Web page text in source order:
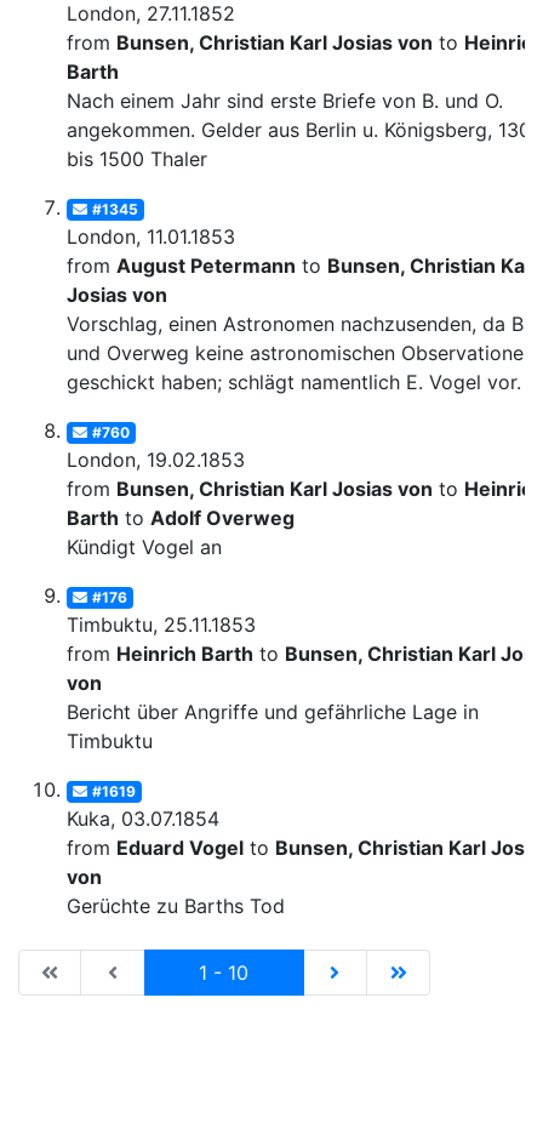
London, 27.11.1852
from Bunsen, Christian Karl Josias von to Heinrich
Barth
Nach einem Jahr sind erste Briefe von B. und O.
angekommen. Gelder aus Berlin u. Königsberg, 1300
bis 1500 Thaler
#1345
London, 11.01.1853
from August Petermann to Bunsen, Christian Karl
Josias von
Vorschlag, einen Astronomen nachzusenden, da
und Overweg keine astronomischen Observationen
geschickt haben; schlägt namentlich E. Vogel vor.
#760
London, 19.02.1853
from Bunsen, Christian Karl Josias von to Heinrich
Barth to Adolf Overweg
Kündigt Vogel an
#176
Timbuktu, 25.11.1853
from Heinrich Barth to Bunsen, Christian Karl
von
Bericht über Angriffe und gefährliche Lage in
Timbuktu
#1619
Kuka, 03.07.1854
from Eduard Vogel to Bunsen, Christian Karl
von
Gerüchte zu Barths Tod
|de:Erste Seite|en:First results page|
|de:Vorhergehende Seite|en:Previous results
1 - 10 |de:Nächste
|de:Letzte